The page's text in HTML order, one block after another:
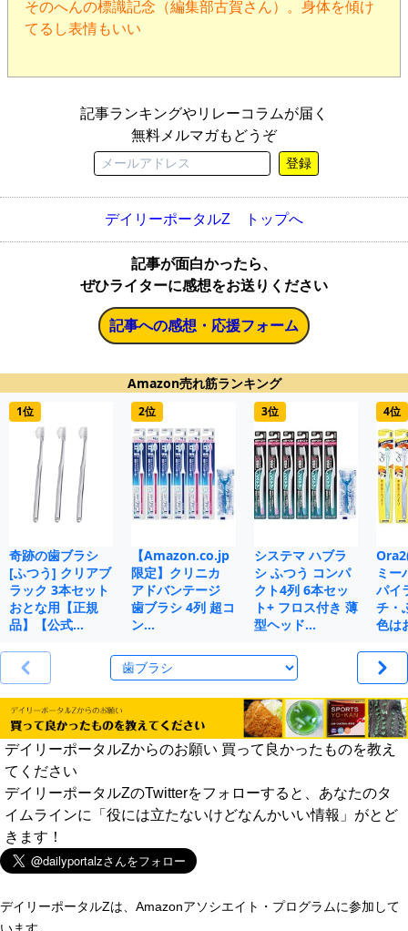
そのへんの標識記念（編集部古賀さん）。身体を傾け
てるし表情もいい
記事ランキングやリレーコラムが届く
無料メルマガもどうぞ
登録
デイリーポータルZ トップへ
記事が面白かったら、
ぜひライターに感想をお送りください
記事への感想・応援フォーム
Amazon売れ筋ランキング
1位
奇跡の歯ブラシ
[ふつう] クリアブ
ラック 3本セット
おとな用【正規
品】【公式…
2位
【Amazon.co.jp
限定】クリニカ
アドバンテージ
歯ブラシ 4列 超コ
ン…
3位
システマ ハブラ
シ ふつう コンパ
クト4列 6本セッ
ト+ フロス付き 薄
型ヘッド…
4位
ミー
パイ
チ・
色は
デイリーポータルZからのお願い 買って良かったものを教え
てください
デイリーポータルZのTwitterをフォローすると、あなたのタ
イムラインに「役には立たないけどなんかいい情報」がとど
きます！
デイリーポータルZは、Amazonアソシエイト・プログラムに参加して